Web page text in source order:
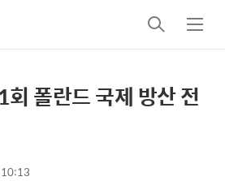
검
색
메
뉴
폴란드 국제 방산 전